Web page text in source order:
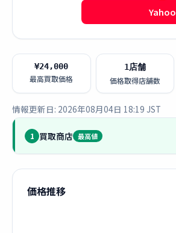
Yahoo
¥24,000
最高買取価格
1店舗
価格取得店舗数
情報更新日: 2026年08月04日 18:19 JST
1 買取商店 最高値
価格推移